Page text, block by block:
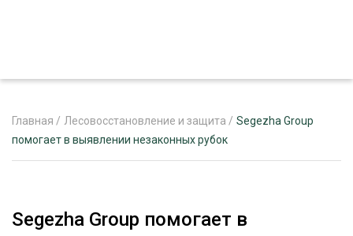
РЕКЛАМОДАТЕЛЯМ
Главная / Лесовосстановление и защита / Segezha Group
помогает в выявлении незаконных рубок
Segezha Group помогает в